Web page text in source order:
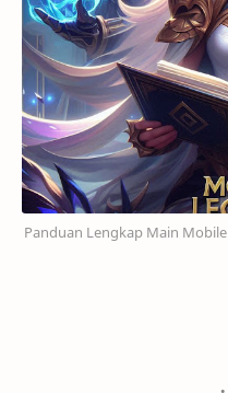
Panduan Lengkap Main